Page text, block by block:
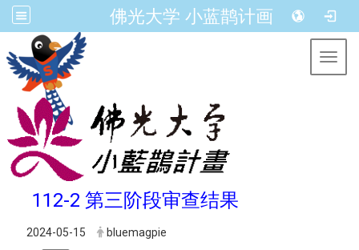
佛光大学 小蓝鹊计画
112-2 第三阶段审查结果
2024-05-15 bluemagpie